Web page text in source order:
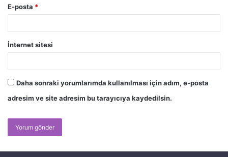
E-posta *
İnternet sitesi
Daha sonraki yorumlarımda kullanılması için adım, e-posta
adresim ve site adresim bu tarayıcıya kaydedilsin.